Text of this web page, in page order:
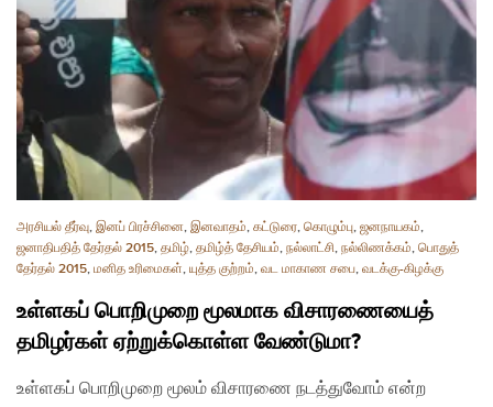
அரசியல் தீர்வு, இனப் பிரச்சினை, இனவாதம், கட்டுரை, கொழும்பு, ஜனநாயகம்,
ஜனாதிபதித் தேர்தல் 2015, தமிழ், தமிழ்த் தேசியம், நல்லாட்சி, நல்லிணக்கம், பொதுத்
தேர்தல் 2015, மனித உரிமைகள், யுத்த குற்றம், வட மாகாண சபை, வடக்கு-கிழக்கு
உள்ளகப் பொறிமுறை மூலமாக விசாரணையைத்
தமிழர்கள் ஏற்றுக்கொள்ள வேண்டுமா?
உள்ளகப் பொறிமுறை மூலம் விசாரணை நடத்துவோம் என்ற